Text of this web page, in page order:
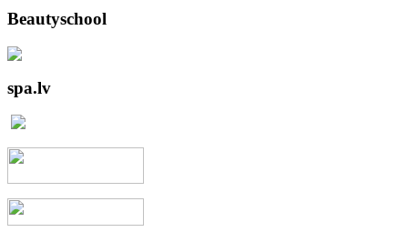
Beautyschool
spa.lv